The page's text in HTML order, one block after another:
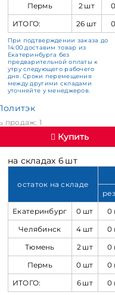
Пермь
2 шт
ИТОГО:
26 шт
При подтверждении заказа до
14:00 доставим товар из
Екатеринбурга без
предварительной оплаты к
утру следующего рабочего
дня. Сроки перемещения
между другими складами
уточняйте у менеджеров.
продаж: 1
Купить
на складах 6 шт
остаток на складе
Екатеринбург
0 шт
0
Челябинск
4 шт
0
Тюмень
2 шт
0
Пермь
0 шт
0
ИТОГО:
6 шт 0